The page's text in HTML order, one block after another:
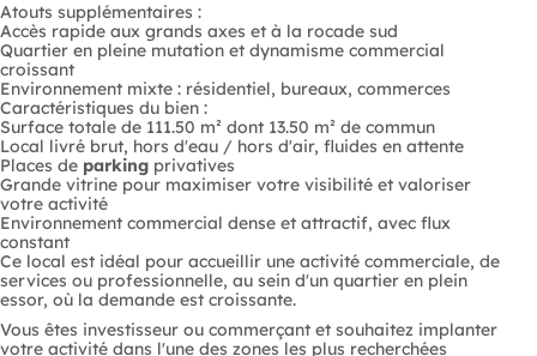
Atouts supplémentaires :
Accès rapide aux grands axes et à la rocade sud
Quartier en pleine mutation et dynamisme commercial
croissant
Environnement mixte : résidentiel, bureaux, commerces
Caractéristiques du bien :
Surface totale de 111.50 m² dont 13.50 m² de commun
Local livré brut, hors d'eau / hors d'air, fluides en attente
Places de parking privatives
Grande vitrine pour maximiser votre visibilité et valoriser
votre activité
Environnement commercial dense et attractif, avec flux
constant
Ce local est idéal pour accueillir une activité commerciale, de
services ou professionnelle, au sein d'un quartier en plein
essor, où la demande est croissante.
Vous êtes investisseur ou commerçant et souhaitez implanter
votre activité dans l'une des zones les plus recherchées